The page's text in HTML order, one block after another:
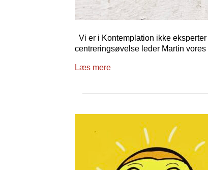
Vi er i Kontemplation ikke
centreringsøvelse leder Martin
Læs mere